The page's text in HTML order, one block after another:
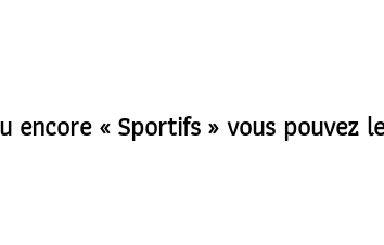
« Sportifs » vous pouvez